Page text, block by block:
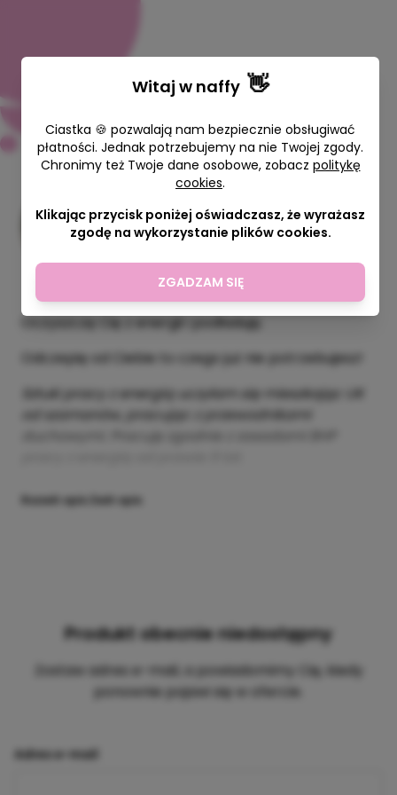
Oczyszczanie energetyczne
Woman is Back Twoja Przestrzeń
Mocy
159,00 zł
Oczyszczę Cię z energii i podładuję.
Odczepię od Ciebie to czego już nie potrzebujesz!
Sztuki pracy z energią uczyłam się mieszkając UK
od szamanów, pracując z przewodnikami
Rozwiń opis Zwiń opis
Produkt obecnie niedostępny
Zostaw adres e-mail, a powiadomimy Cię, kiedy
ponownie pojawi się w ofercie.
Adres e-mail
Witaj w naffy 👋
Ciastka 🍪 pozwalają nam bezpiecznie obsługiwać
płatności. Jednak potrzebujemy na nie Twojej zgody.
Chronimy też Twoje dane osobowe, zobacz politykę
cookies.
Klikając przycisk poniżej oświadczasz, że wyrażasz
zgodę na wykorzystanie plików cookies.
ZGADZAM SIĘ